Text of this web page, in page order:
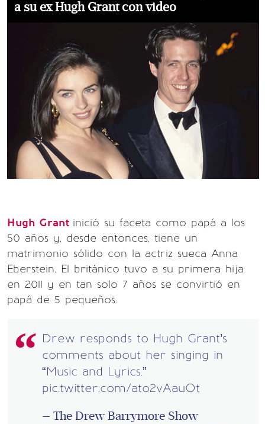
a su ex Hugh Grant con video
Hugh Grant inició su faceta como papá a los
50 años y, desde entonces, tiene un
matrimonio sólido con la actriz sueca Anna
Eberstein. El británico tuvo a su primera hija
en 2011 y en tan solo 7 años se convirtió en
papá de 5 pequeños.
Drew responds to Hugh Grant’s
comments about her singing in
“Music and Lyrics.”
pic.twitter.com/ato2vAauOt
— The Drew Barrymore Show